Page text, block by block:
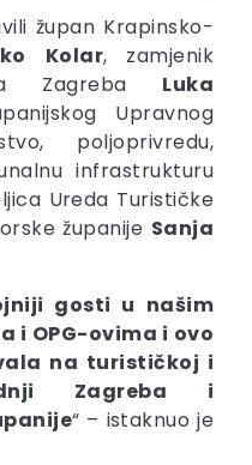
župan Krapinsko-
Kolar, zamjenik
Zagreba Luka
Upravnog
poljoprivredu,
infrastrukturu
Ureda Turističke
županije Sanja
gosti u našim
i OPG-ovima i ovo
na turističkoj i
Zagreba i
“ – istaknuo je